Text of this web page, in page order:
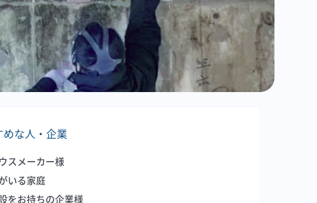
な人・企業
スメーカー様
いる家庭
をお持ちの企業様